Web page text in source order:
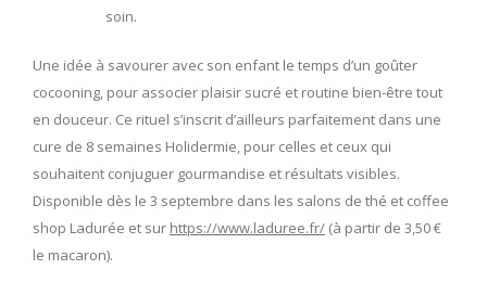
soin.
Une idée à savourer avec son enfant le temps d’un goûter
cocooning, pour associer plaisir sucré et routine bien-être tout
en douceur. Ce rituel s’inscrit d’ailleurs parfaitement dans une
cure de 8 semaines Holidermie, pour celles et ceux qui
souhaitent conjuguer gourmandise et résultats visibles.
Disponible dès le 3 septembre dans les salons de thé et coffee
shop Ladurée et sur https://www.laduree.fr/ (à partir de 3,50 €
le macaron).